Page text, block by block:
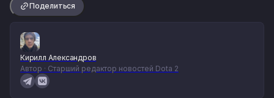
Поделиться
Кирилл Александров
Автор · Старший редактор новостей Dota 2